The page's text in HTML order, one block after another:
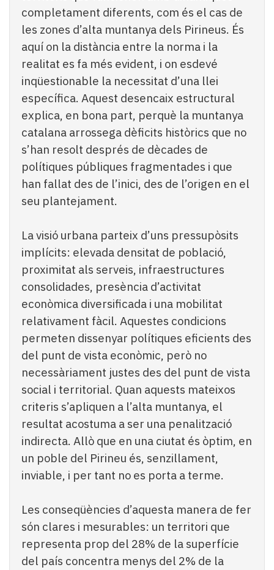
completament diferents, com és el cas de
les zones d’alta muntanya dels Pirineus. És
aquí on la distància entre la norma i la
realitat es fa més evident, i on esdevé
inqüestionable la necessitat d’una llei
específica. Aquest desencaix estructural
explica, en bona part, perquè la muntanya
catalana arrossega dèficits històrics que no
s’han resolt després de dècades de
polítiques públiques fragmentades i que
han fallat des de l’inici, des de l’origen en el
seu plantejament.
La visió urbana parteix d’uns pressupòsits
implícits: elevada densitat de població,
proximitat als serveis, infraestructures
consolidades, presència d’activitat
econòmica diversificada i una mobilitat
relativament fàcil. Aquestes condicions
permeten dissenyar polítiques eficients des
del punt de vista econòmic, però no
necessàriament justes des del punt de vista
social i territorial. Quan aquests mateixos
criteris s’apliquen a l’alta muntanya, el
resultat acostuma a ser una penalització
indirecta. Allò que en una ciutat és òptim, en
un poble del Pirineu és, senzillament,
inviable, i per tant no es porta a terme.
Les conseqüències d’aquesta manera de fer
són clares i mesurables: un territori que
representa prop del 28% de la superfície
del país concentra menys del 2% de la